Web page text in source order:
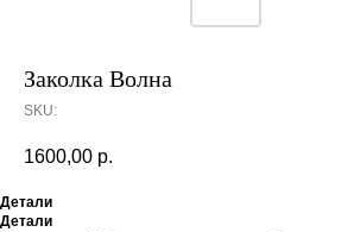
Заколка Волна
SKU:
1600,00 р.
Детали
Детали